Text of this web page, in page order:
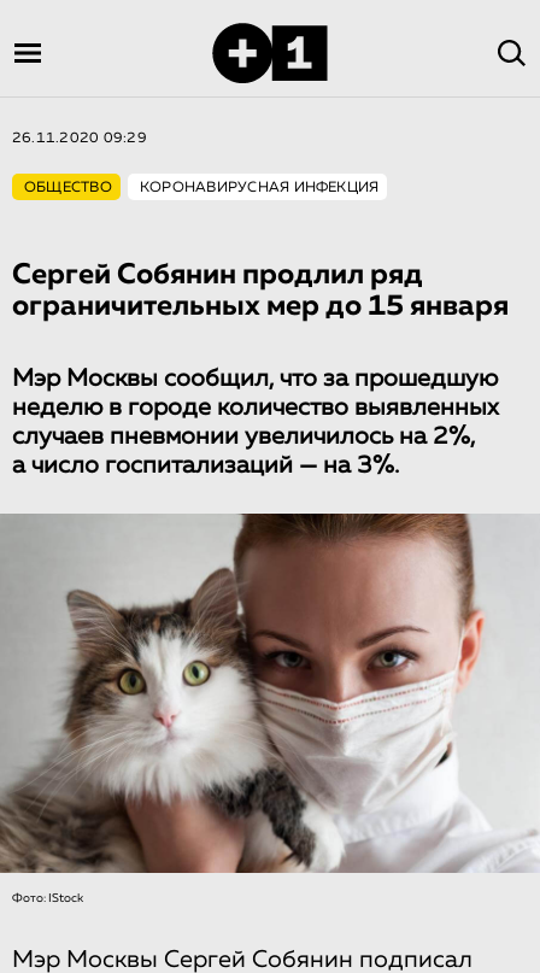
26.11.2020 09:29
ОБЩЕСТВО КОРОНАВИРУСНАЯ ИНФЕКЦИЯ
Сергей Собянин продлил ряд
ограничительных мер до 15 января
Мэр Москвы сообщил, что за прошедшую
неделю в городе количество выявленных
случаев пневмонии увеличилось на 2%,
а число госпитализаций — на 3%.
Фото: IStock
Мэр Москвы Сергей Собянин подписал